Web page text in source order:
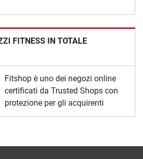
FITNESS IN TOTALE
Fitshop è uno dei negozi online
certificati da Trusted Shops con
protezione per gli acquirenti